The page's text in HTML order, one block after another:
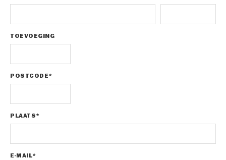
TOEVOEGING
POSTCODE*
PLAATS*
E-MAIL*